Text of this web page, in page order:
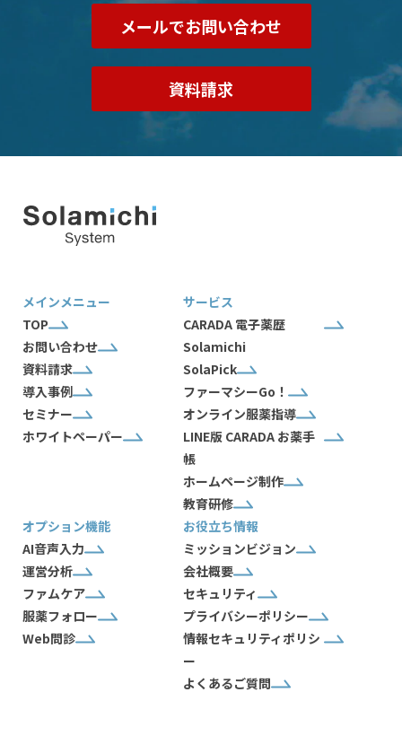
メールでお問い合わせ
資料請求
メインメニュー
TOP
お問い合わせ
資料請求
導入事例
セミナー
ホワイトペーパー
サービス
CARADA 電子薬歴
Solamichi
SolaPick
ファーマシーGo！
オンライン服薬指導
LINE版 CARADA お薬手
帳
ホームページ制作
教育研修
オプション機能
AI音声入力
運営分析
ファムケア
服薬フォロー
Web問診
お役立ち情報
ミッションビジョン
会社概要
セキュリティ
プライバシーポリシー
情報セキュリティポリシ
ー
よくあるご質問